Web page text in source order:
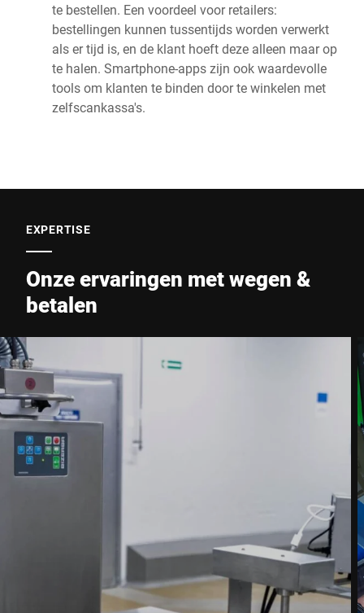
te bestellen. Een voordeel voor retailers:
bestellingen kunnen tussentijds worden verwerkt
als er tijd is, en de klant hoeft deze alleen maar op
te halen. Smartphone-apps zijn ook waardevolle
tools om klanten te binden door te winkelen met
zelfscankassa's.
EXPERTISE
Onze ervaringen met wegen &
betalen